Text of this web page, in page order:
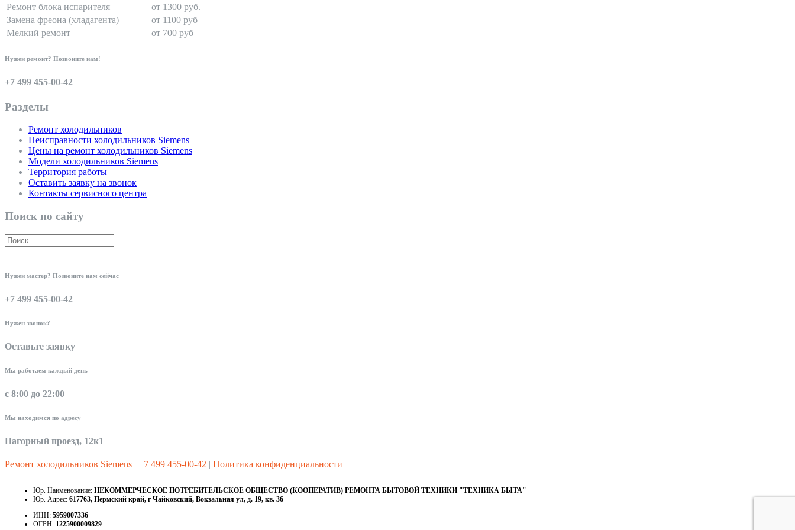
Ремонт блока испарителя
от 1300 руб.
Замена фреона (хладагента)
от 1100 руб
Мелкий ремонт
от 700 руб
Нужен ремонт? Позвоните нам!
+7 499 455-00-42
Разделы
Ремонт холодильников
Неисправности холодильников Siemens
Цены на ремонт холодильников Siemens
Модели холодильников Siemens
Территория работы
Оставить заявку на звонок
Контакты сервисного центра
Поиск по сайту
Нужен мастер? Позвоните нам сейчас
+7 499 455-00-42
Нужен звонок?
Оставьте заявку
Мы работаем каждый день
с 8:00 до 22:00
Мы находимся по адресу
Нагорный проезд, 12к1
Ремонт холодильников Siemens | +7 499 455-00-42 | Политика конфиденциальности
Юр. Наименование: НЕКОММЕРЧЕСКОЕ ПОТРЕБИТЕЛЬСКОЕ ОБЩЕСТВО (КООПЕРАТИВ) РЕМОНТА БЫТОВОЙ ТЕХНИКИ "ТЕХНИКА БЫТА"
Юр. Адрес: 617763, Пермский край, г Чайковский, Вокзальная ул, д. 19, кв. 36
ИНН: 5959007336
ОГРН: 1225900009829